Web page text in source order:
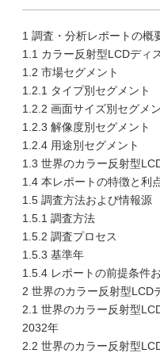
1 調査・分析レポートの概
1.1 カラー反射型LCDディ
1.2 市場セグメント
1.2.1 タイプ別セグメント
1.2.2 画面サイズ別セグメ
1.2.3 解像度別セグメント
1.2.4 用途別セグメント
1.3 世界のカラー反射型
1.4 本レポートの特徴と利
1.5 調査方法および情報源
1.5.1 調査方法
1.5.2 調査プロセス
1.5.3 基準年
1.5.4 レポートの前提条件
2 世界のカラー反射型LCD
2.1 世界のカラー反射型
2032年
2.2 世界のカラー反射型